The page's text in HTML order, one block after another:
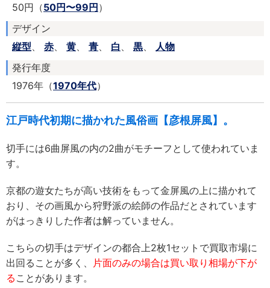
50円（50円〜99円）
デザイン
縦型
赤 黄 青 白 黒
人物
発行年度
1976年（1970年代）
江戸時代初期に描かれた風俗画【彦根屏風】。
切手には6曲屏風の内の2曲がモチーフとして使われていま
す。
京都の遊女たちが高い技術をもって金屏風の上に描かれて
おり、その画風から狩野派の絵師の作品だとされています
がはっきりした作者は解っていません。
こちらの切手はデザインの都合上2枚1セットで買取市場に
出回ることが多く、
片面のみの場合は買い取り相場が下が
る ことがあります。